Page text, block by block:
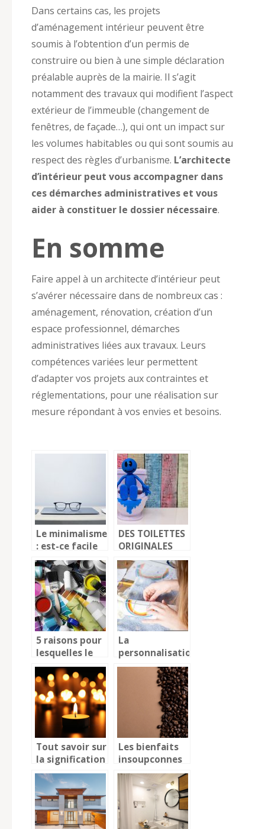
Dans certains cas, les projets
d’aménagement intérieur peuvent être
soumis à l’obtention d’un permis de
construire ou bien à une simple déclaration
préalable auprès de la mairie. Il s’agit
notamment des travaux qui modifient l’aspect
extérieur de l’immeuble (changement de
fenêtres, de façade…), qui ont un impact sur
les volumes habitables ou qui sont soumis au
respect des règles d’urbanisme. L’architecte
d’intérieur peut vous accompagner dans
ces démarches administratives et vous
aider à constituer le dossier nécessaire.
En somme
Faire appel à un architecte d’intérieur peut
s’avérer nécessaire dans de nombreux cas :
aménagement, rénovation, création d’un
espace professionnel, démarches
administratives liées aux travaux. Leurs
compétences variées leur permettent
d’adapter vos projets aux contraintes et
réglementations, pour une réalisation sur
mesure répondant à vos envies et besoins.
Le minimalisme
: est-ce facile
de s’y convertir
?
DES TOILETTES
ORIGINALES
PRESQUE
PARTOUT
5 raisons pour
lesquelles le
bricolage est
bon pour vous
La
personnalisation
: une tendance
Tout savoir sur
la signification
des bougies
Les bienfaits
insoupconnes
du cafe sur la
sante et le
bien-etre